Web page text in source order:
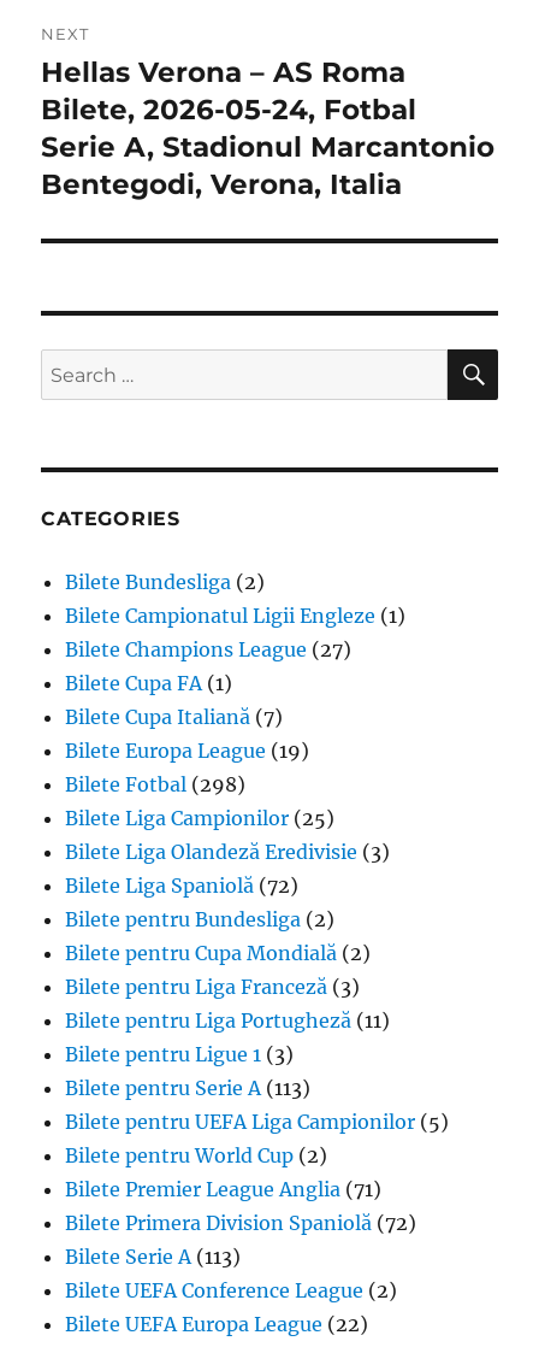
NEXT
Next
post:
Hellas Verona – AS Roma
Bilete, 2026-05-24, Fotbal
Serie A, Stadionul Marcantonio
Bentegodi, Verona, Italia
Search
for:
CATEGORIES
Bilete Bundesliga (2)
Bilete Campionatul Ligii Engleze (1)
Bilete Champions League (27)
Bilete Cupa FA (1)
Bilete Cupa Italiană (7)
Bilete Europa League (19)
Bilete Fotbal (298)
Bilete Liga Campionilor (25)
Bilete Liga Olandeză Eredivisie (3)
Bilete Liga Spaniolă (72)
Bilete pentru Bundesliga (2)
Bilete pentru Cupa Mondială (2)
Bilete pentru Liga Franceză (3)
Bilete pentru Liga Portugheză (11)
Bilete pentru Ligue 1 (3)
Bilete pentru Serie A (113)
Bilete pentru UEFA Liga Campionilor (5)
Bilete pentru World Cup (2)
Bilete Premier League Anglia (71)
Bilete Primera Division Spaniolă (72)
Bilete Serie A (113)
Bilete UEFA Conference League (2)
Bilete UEFA Europa League (22)